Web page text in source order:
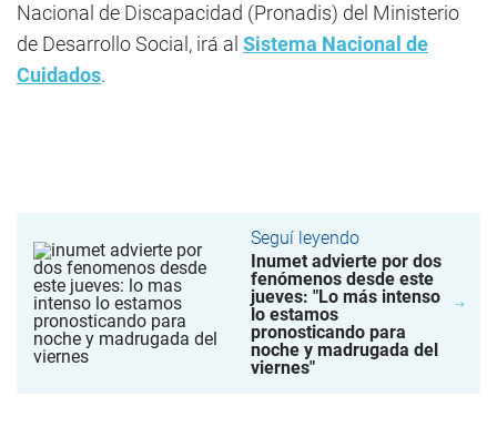
Nacional de Discapacidad (Pronadis) del Ministerio
de Desarrollo Social, irá al Sistema Nacional de
Cuidados.
Seguí leyendo
Inumet advierte por dos
fenómenos desde este
jueves: "Lo más intenso
lo estamos
pronosticando para
noche y madrugada del
viernes"